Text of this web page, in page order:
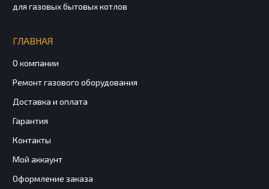
для газовых бытовых котлов
ГЛАВНАЯ
О компании
Ремонт газового оборудования
Доставка и оплата
Гарантия
Контакты
Мой аккаунт
Оформление заказа